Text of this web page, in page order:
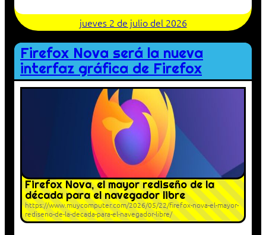
jueves 2 de julio del 2026
Firefox Nova será la nueva
interfaz gráfica de Firefox
Firefox Nova, el mayor rediseño de la
década para el navegador libre
https://www.muycomputer.com/2026/05/22/firefox-nova-el-mayor-
rediseno-de-la-decada-para-el-navegador-libre/